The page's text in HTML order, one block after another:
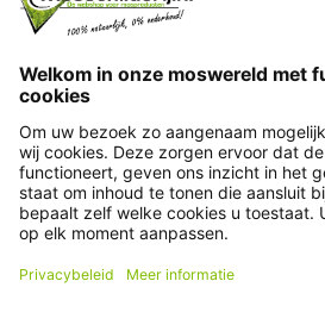
Informatie
© Copyright 2026